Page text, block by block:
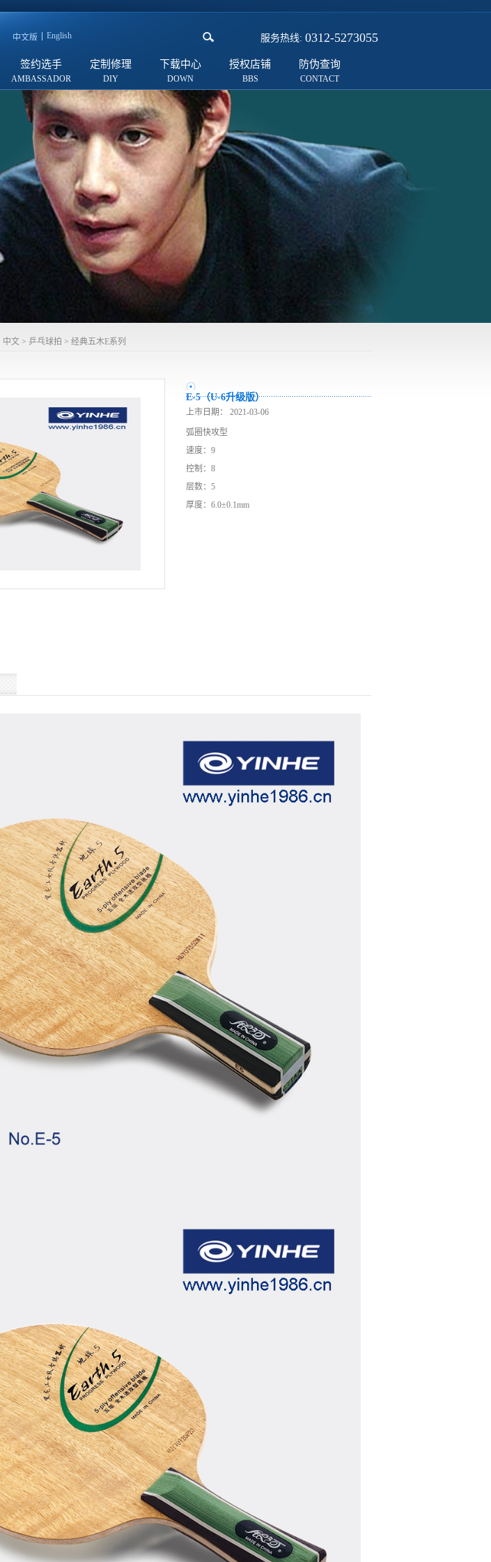
中文版 English 服务热线: 0312-5273055
签约选手 定制修理 下载中心 授权店铺 防伪查询
中文 > 乒乓球拍 > 经典五木E系列
E-5（U-6升级版）
上市日期： 2021-03-06
弧圈快攻型
速度：9
控制：8
层数：5
厚度：6.0±0.1mm